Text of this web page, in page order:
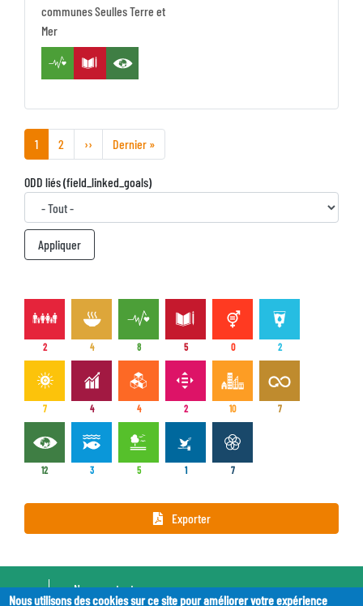
communes Seulles Terre et
Mer
Page
courante
1 Page
2
Page
suivante
››
Dernière
page
Dernier »
ODD liés (field_linked_goals)
2 4 8 5 0 2
7 4 4 2 10 7
12 3 5 1 7
Exporter
Pied
Nous contacter
Nous utilisons des cookies sur ce site pour améliorer votre expérience